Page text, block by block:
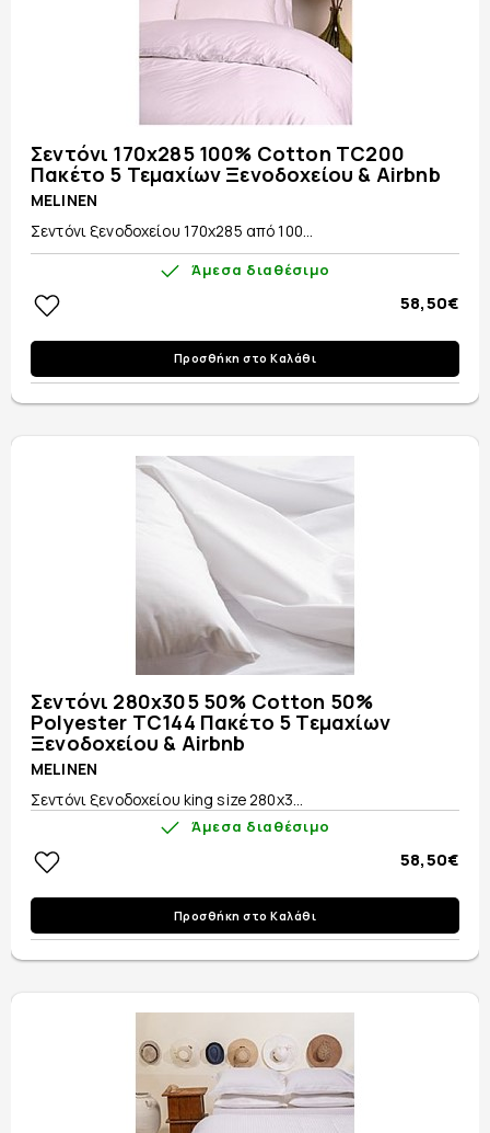
Σεντόνι 170x285 100% Cotton TC200
Πακέτο 5 Τεμαχίων Ξενοδοχείου & Airbnb
MELINEN
Σεντόνι ξενοδοχείου 170x285 από 100...
Άμεσα διαθέσιμο
58,50€
Προσθήκη στο Καλάθι
Σεντόνι 280x305 50% Cotton 50%
Polyester TC144 Πακέτο 5 Τεμαχίων
Ξενοδοχείου & Airbnb
MELINEN
Σεντόνι ξενοδοχείου king size 280x3...
Άμεσα διαθέσιμο
58,50€
Προσθήκη στο Καλάθι